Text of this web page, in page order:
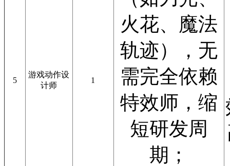
5
游戏动作设
计师
1
火花、魔法
轨迹），无
需完全依赖
特效师，缩
短研发周
期；